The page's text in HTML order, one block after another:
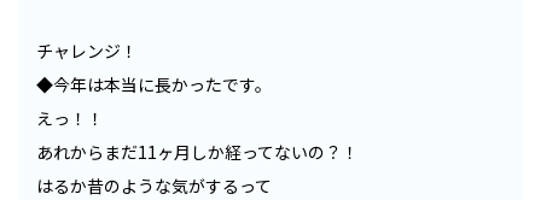
チャレンジ！
◆今年は本当に長かったです。
えっ！！
あれからまだ11ヶ月しか経ってないの？！
はるか昔のような気がするって